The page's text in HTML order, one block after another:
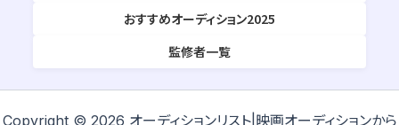
おすすめオーディション2025
監修者一覧
Copyright © 2026 オーディションリスト|映画オーディションから